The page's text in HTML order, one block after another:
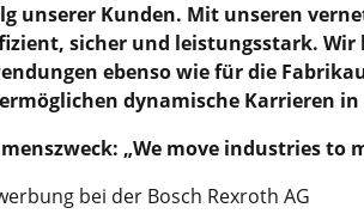
unserer Kunden. Mit unseren
sicher und leistungsstark.
ebenso wie für die
dynamische Karrieren
„We move industries to
bei der Bosch Rexroth AG